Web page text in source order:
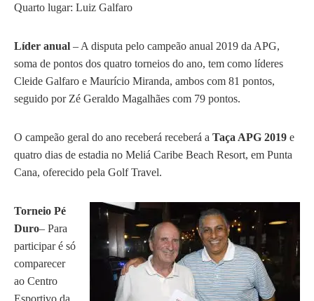
Quarto lugar: Luiz Galfaro
Líder anual – A disputa pelo campeão anual 2019 da APG,
soma de pontos dos quatro torneios do ano, tem como líderes
Cleide Galfaro e Maurício Miranda, ambos com 81 pontos,
seguido por Zé Geraldo Magalhães com 79 pontos.
O campeão geral do ano receberá receberá a Taça APG 2019 e
quatro dias de estadia no Meliá Caribe Beach Resort, em Punta
Cana, oferecido pela Golf Travel.
Torneio Pé
Duro– Para
participar é só
comparecer
ao Centro
Esportivo da